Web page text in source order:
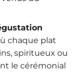
chaque plat
spiritueux ou
le cérémonial